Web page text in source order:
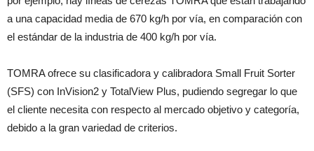
a una capacidad media de 670 kg/h por vía, en comparación con
el estándar de la industria de 400 kg/h por vía.
TOMRA ofrece su clasificadora y calibradora Small Fruit Sorter
(SFS) con InVision2 y TotalView Plus, pudiendo segregar lo que
el cliente necesita con respecto al mercado objetivo y categoría,
debido a la gran variedad de criterios.